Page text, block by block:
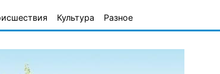
Культура Разное